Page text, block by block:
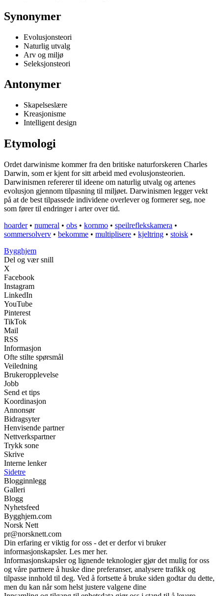
Synonymer
Evolusjonsteori
Naturlig utvalg
Arv og miljø
Seleksjonsteori
Antonymer
Skapelseslære
Kreasjonisme
Intelligent design
Etymologi
Ordet darwinisme kommer fra den britiske naturforskeren Charles
Darwin, som er kjent for sitt arbeid med evolusjonsteorien.
Darwinismen refererer til ideene om naturlig utvalg og artenes
evolusjon gjennom tilpasning til miljøet. Darwinismen legger vekt
på at de best tilpassede individene overlever og formerer seg, noe
som fører til endringer i arter over tid.
hoarder• numeral • obs • kornmo • speilreflekskamera •
sommersolverv • bekomme • multiplisere • kjeltring • stoisk •
Bygghjem
Del og vær snill
X
Facebook
Instagram
LinkedIn
YouTube
Pinterest
TikTok
Mail
RSS
Informasjon
Ofte stilte spørsmål
Veiledning
Brukeropplevelse
Jobb
Send et tips
Koordinasjon
Annonsør
Bidragsyter
Henvisende partner
Nettverkspartner
Trykk sone
Skrive
Interne lenker
Sidetre
Blogginnlegg
Galleri
Blogg
Nyhetsfeed
Bygghjem.com
Norsk Nett
pr@norsknett.com
Din erfaring er viktig for oss - det er derfor vi bruker
informasjonskapsler. Les mer her.
Informasjonskapsler og lignende teknologier gjør det mulig for oss
og våre partnere å huske dine preferanser, analysere trafikk og
tilpasse innhold til deg. Ved å fortsette å bruke siden godtar du dette,
men du kan når som helst justere valgene dine